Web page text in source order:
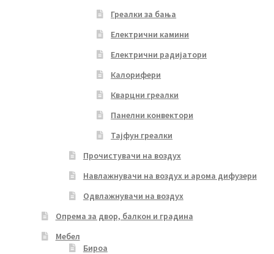
Греалки за бања
Електрични камини
Електрични радијатори
Калорифери
Кварцни греалки
Панелни конвектори
Тајфун греалки
Прочистувачи на воздух
Навлажнувачи на воздух и арома дифузери
Одвлажнувачи на воздух
Опрема за двор, балкон и градина
Мебел
Бироа